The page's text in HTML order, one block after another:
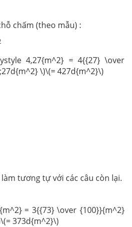
chấm (theo mẫu) :
4,27{m^2} = 4{{27} \over
\)\(= 427d{m^2}\)
ha
tương tự với các câu còn lại.
= 3{{73} \over {100}}{m^2}
373d{m^2}\)